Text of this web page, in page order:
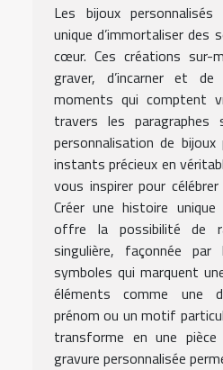
Les bijoux
unique d’immortaliser des
cœur. Ces créations sur-
graver, d’incarner et
moments qui comptent
travers les paragraphes
personnalisation de
instants précieux en
vous inspirer pour
Créer une histoire unique
offre la possibilité de
singulière, façonnée
symboles qui marquent
éléments comme une
prénom ou un motif
transforme en une
gravure personnalisée